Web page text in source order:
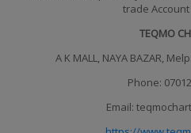
trade
TEQMO
A K MALL, NAYA BAZAR,
Phone:
Email: